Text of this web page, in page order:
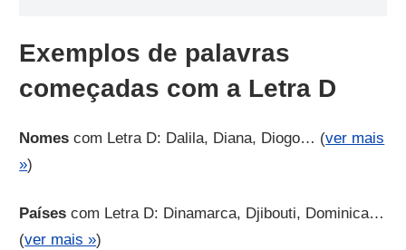
Exemplos de palavras
começadas com a Letra D
Nomes com Letra D: Dalila, Diana, Diogo… (ver mais
»)
Países com Letra D: Dinamarca, Djibouti, Dominica…
(ver mais »)